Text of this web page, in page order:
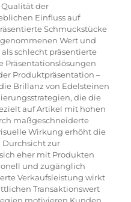
der
Einfluss auf
Schmuckstücke
Wert und
schlecht präsentierte
Präsentationslösungen
Produktpräsentation –
Brillanz von Edelsteinen
die die
auf Artikel mit hohen
maßgeschneiderte
Wirkung erhöht die
Durchsicht zur
eher mit Produkten
und zugänglich
Verkaufsleistung wirkt
Transaktionswert